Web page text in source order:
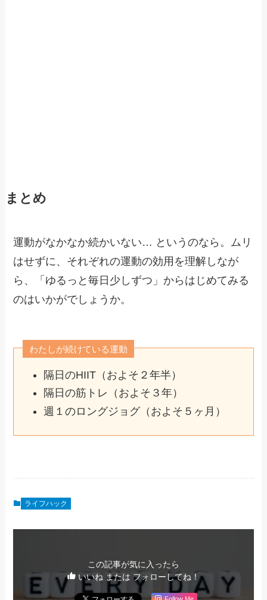
まとめ
運動がなかなか続かいない… というのなら。ムリ
はせずに、それぞれの運動の効用を理解しなが
ら、「ゆるっと毎日少しずつ」からはじめてみる
のはいかがでしょうか。
わたしが続けている運動
隔日のHIIT（およそ２年半）
隔日の筋トレ（およそ３年）
週１のロングジョグ（およそ５ヶ月）
ライフハック
この記事が気に入ったら
いいね または フォローしてね！